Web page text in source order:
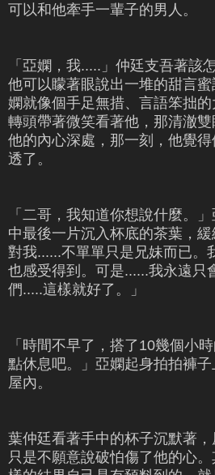
可以和他牽手一輩子的男人。
「亞嫻，我.....」仲廷支吾著該
他可以矇著眼說出一堆的甜言
嫻就像個手足無措、言語笨拙
轉頭帶著微笑看著他，那清澈
他的內心深處，那一刻，他覺
透了。
「二哥，我知道你想說什麼。
中最後一片沉入杯底的茶葉，
對我......不單單只是兄妹而已。
也感受得到。可是......我永遠只
們.....這樣就好了。」
「時間不早了，搭了10幾個小
點休息吧。」亞嫻起身拍拍褲
屋內。
葉仲廷看著手中的杯子沉默著，
只是不願意說破怕傷了他的心